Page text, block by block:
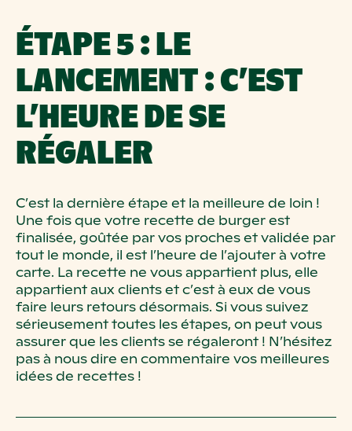
ÉTAPE5: LE
LANCEMENT: C’EST
L’HEURE DE SE
RÉGALER
C’est la dernière étape et la meilleure de loin !
Une fois que votre recette de burger est
finalisée, goûtée par vos proches et validée par
tout le monde, il est l’heure de l’ajouter à votre
carte. La recette ne vous appartient plus, elle
appartient aux clients et c’est à eux de vous
faire leurs retours désormais. Si vous suivez
sérieusement toutes les étapes, on peut vous
assurer que les clientsse régaleront ! N’hésitez
pas à nous dire en commentaire vos meilleures
idées de recettes !